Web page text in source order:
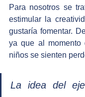
Para nosotros se
estimular la
gustaría fomentar.
ya que al
niños se sienten
La idea del